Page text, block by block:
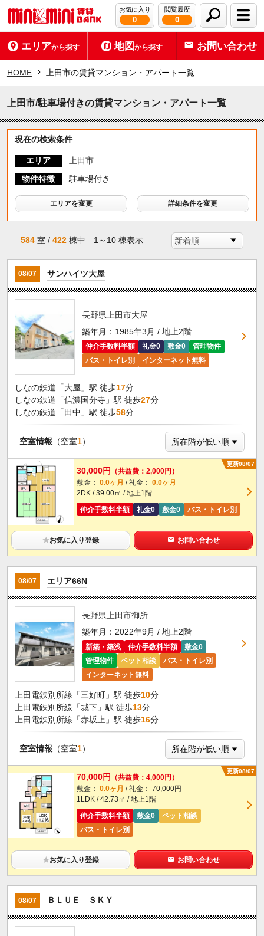
お気に入り
0
閲覧履歴
0
エリアから探す 地図から探す お問い合わせ
HOME 上田市の賃貸マンション・アパート一覧
上田市/駐車場付きの賃貸マンション・アパート一覧
現在の検索条件
エリア
上田市
物件特徴
駐車場付き
エリアを変更 詳細条件を変更
584 室 /422 棟中 1～10 棟表示
08/07 サンハイツ大屋
長野県上田市大屋
築年月：1985年3月 / 地上2階
仲介手数料半額 礼金0 敷金0
管理物件
バス・トイレ別
インターネット無料
しなの鉄道「大屋」駅 徒歩17分
しなの鉄道「信濃国分寺」駅 徒歩27分
しなの鉄道「田中」駅 徒歩58分
空室情報 （空室1）
更新08/07
30,000円
（共益費：2,000円）
敷金： 0.0ヶ月 / 礼金： 0.0ヶ月
2DK / 39.00㎡ / 地上1階
仲介手数料半額
礼金0 敷金0 バス・トイレ別
★お気に入り登録 お問い合わせ
08/07 エリア66N
長野県上田市御所
築年月：2022年9月 / 地上2階
新築・築浅 仲介手数料半額
敷金0
管理物件
ペット相談
バス・トイレ別
インターネット無料
上田電鉄別所線「三好町」駅 徒歩10分
上田電鉄別所線「城下」駅 徒歩13分
上田電鉄別所線「赤坂上」駅 徒歩16分
空室情報 （空室1）
更新08/07
70,000円
（共益費：4,000円）
敷金： 0.0ヶ月 / 礼金： 70,000円
1LDK / 42.73㎡ / 地上1階
仲介手数料半額
敷金0
ペット相談
バス・トイレ別
★お気に入り登録 お問い合わせ
08/07 ＢＬＵＥ ＳＫＹ